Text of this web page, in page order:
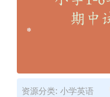
资源分类: 小学英语